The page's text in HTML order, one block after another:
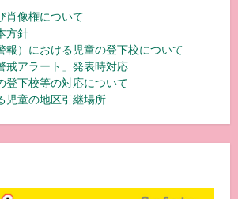
肖像権について
方針
報）における児童の登下校について
戒アラート」発表時対応
登下校等の対応について
児童の地区引継場所